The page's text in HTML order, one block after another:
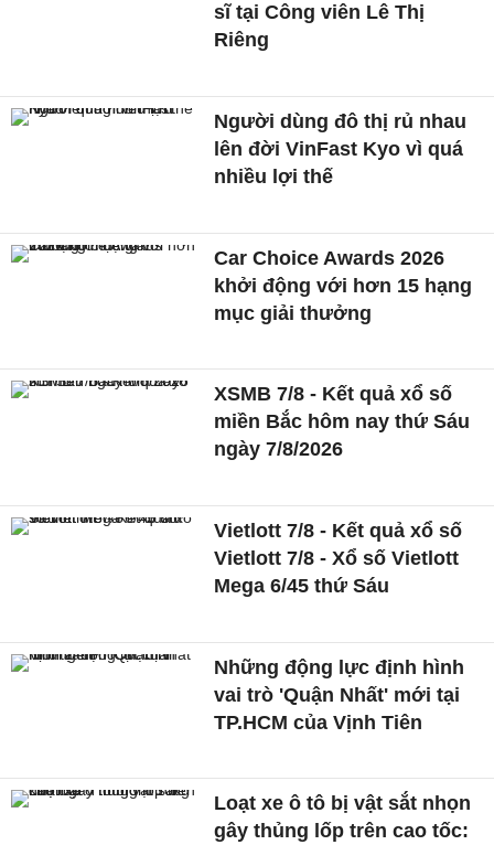
sĩ tại Công viên Lê Thị
Riêng
Người dùng đô thị rủ nhau
lên đời VinFast Kyo vì quá
nhiều lợi thế
Car Choice Awards 2026
khởi động với hơn 15 hạng
mục giải thưởng
XSMB 7/8 - Kết quả xổ số
miền Bắc hôm nay thứ Sáu
ngày 7/8/2026
Vietlott 7/8 - Kết quả xổ số
Vietlott 7/8 - Xổ số Vietlott
Mega 6/45 thứ Sáu
Những động lực định hình
vai trò 'Quận Nhất' mới tại
TP.HCM của Vịnh Tiên
Loạt xe ô tô bị vật sắt nhọn
gây thủng lốp trên cao tốc: